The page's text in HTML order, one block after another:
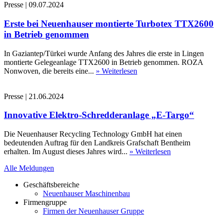
Presse | 09.07.2024
Erste bei Neuenhauser montierte Turbotex TTX2600
in Betrieb genommen
In Gaziantep/Türkei wurde Anfang des Jahres die erste in Lingen
montierte Gelegeanlage TTX2600 in Betrieb genommen. ROZA
Nonwoven, die bereits eine... » Weiterlesen
Presse | 21.06.2024
Innovative Elektro-Schredderanlage „E-Targo“
Die Neuenhauser Recycling Technology GmbH hat einen
bedeutenden Auftrag für den Landkreis Grafschaft Bentheim
erhalten. Im August dieses Jahres wird... » Weiterlesen
Alle Meldungen
Geschäftsbereiche
Neuenhauser Maschinenbau
Firmengruppe
Firmen der Neuenhauser Gruppe